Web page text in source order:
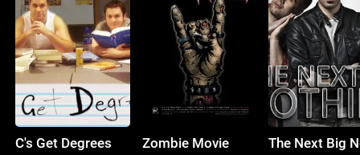
C's Get Degrees Zombie Movie